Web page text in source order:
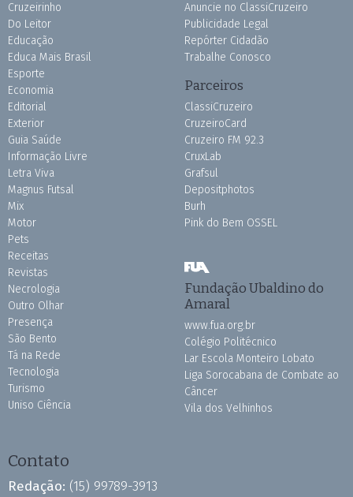
Cruzeirinho
Do Leitor
Educação
Educa Mais Brasil
Esporte
Economia
Editorial
Exterior
Guia Saúde
Informação Livre
Letra Viva
Magnus Futsal
Mix
Motor
Pets
Receitas
Revistas
Necrologia
Outro Olhar
Presença
São Bento
Tá na Rede
Tecnologia
Turismo
Uniso Ciência
Anuncie no ClassiCruzeiro
Publicidade Legal
Repórter Cidadão
Trabalhe Conosco
Parceiros
ClassiCruzeiro
CruzeiroCard
Cruzeiro FM 92.3
CruxLab
Grafsul
Depositphotos
Burh
Pink do Bem OSSEL
Fundação Ubaldino do
Amaral
www.fua.org.br
Colégio Politécnico
Lar Escola Monteiro Lobato
Liga Sorocabana de Combate ao
Câncer
Vila dos Velhinhos
Contato
Redação: (15) 99789-3913